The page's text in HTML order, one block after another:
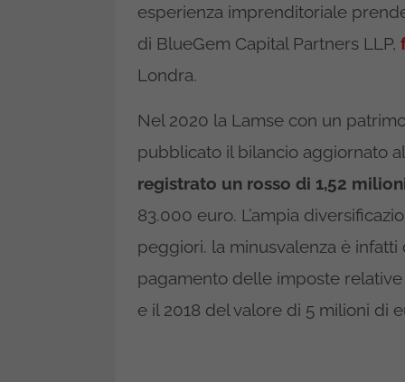
esperienza imprenditoriale
di BlueGem Capital Partners LLP,
Londra.
Nel 2020 la Lamse con un
pubblicato il bilancio aggiornato
registrato un rosso di 1,52
83.000 euro. L’ampia
peggiori. la minusvalenza è
pagamento delle imposte
e il 2018 del valore di 5 milioni di